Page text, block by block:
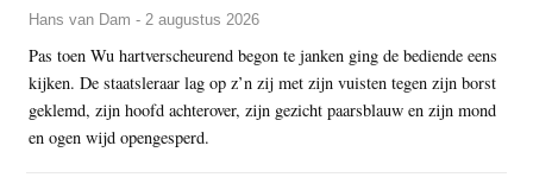
Hans van Dam - 2 augustus 2026
Pas toen Wu hartverscheurend begon te janken ging de bediende eens
kijken. De staatsleraar lag op z’n zij met zijn vuisten tegen zijn borst
geklemd, zijn hoofd achterover, zijn gezicht paarsblauw en zijn mond
en ogen wijd opengesperd.